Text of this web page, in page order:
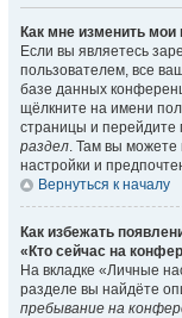
Как мне изменить мои
Если вы являетесь
пользователем, все
базе данных
щёлкните на имени
страницы и перейдите
раздел. Там вы можете
настройки и
Вернуться к началу
Как избежать
«Кто сейчас на
На вкладке «Личные
разделе вы найдёте
пребывание на